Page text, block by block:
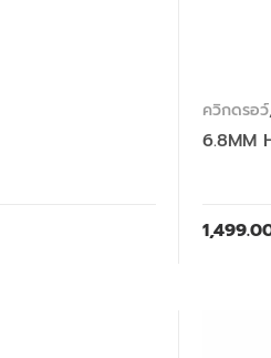
ควิกดรอว์
6.8MM